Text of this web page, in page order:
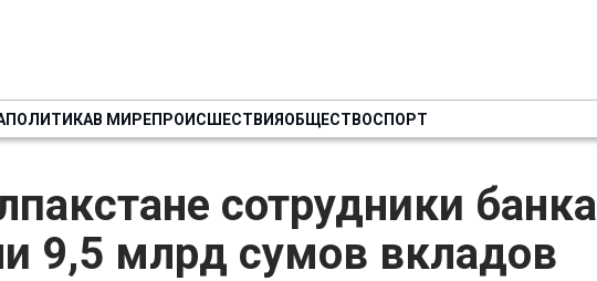
ПОЛИТИКАВ МИРЕПРОИСШЕСТВИЯОБЩЕСТВОСПОРТ
сотрудники банка
9,5 млрд сумов вкладов